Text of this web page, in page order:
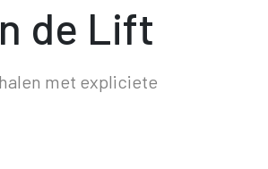
de Lift
met expliciete